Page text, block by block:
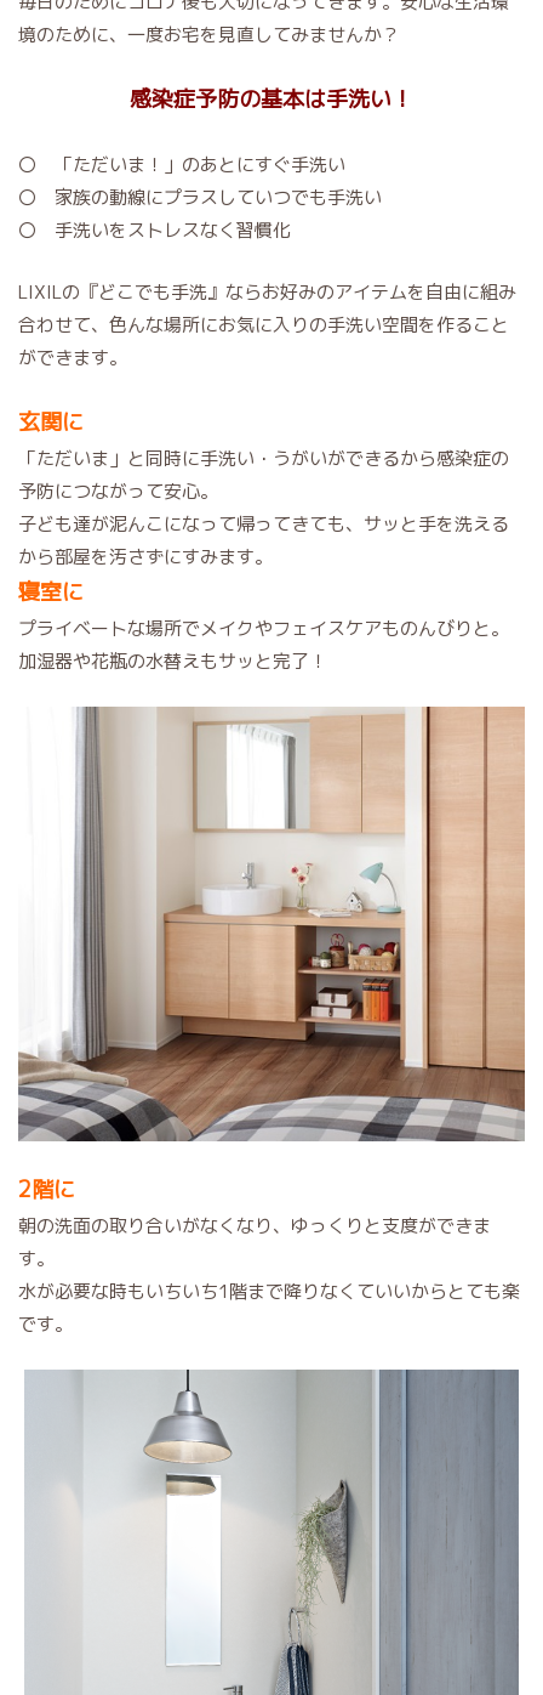
境のために、一度お宅を見直してみませんか？
感染症予防の基本は手洗い！
〇 「ただいま！」のあとにすぐ手洗い
〇 家族の動線にプラスしていつでも手洗い
〇 手洗いをストレスなく習慣化
LIXILの『どこでも手洗』ならお好みのアイテムを自由に組み
合わせて、色んな場所にお気に入りの手洗い空間を作ること
ができます。
玄関に
「ただいま」と同時に手洗い・うがいができるから感染症の
予防につながって安心。
子ども達が泥んこになって帰ってきても、サッと手を洗える
から部屋を汚さずにすみます。
寝室に
プライベートな場所でメイクやフェイスケアものんびりと。
加湿器や花瓶の水替えもサッと完了！
2階に
朝の洗面の取り合いがなくなり、ゆっくりと支度ができま
す。
水が必要な時もいちいち1階まで降りなくていいからとても楽
です。